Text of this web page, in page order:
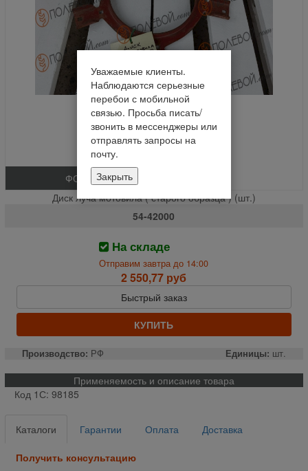
ФОТО
Диск луча мотовила ( старого образца ) (шт.)
54-42000
На складе
Отправим завтра до 14:00
2 550,77 руб
Быстрый заказ
КУПИТЬ
Производство: РФ Единицы: шт.
Применяемость и описание товара
Код 1С: 98185
Каталоги Гарантии Оплата Доставка
Получить консультацию
Уважаемые клиенты.
Наблюдаются серьезные
перебои с мобильной
связью. Просьба писать/
звонить в мессенджеры или
отправлять запросы на
почту.
Закрыть